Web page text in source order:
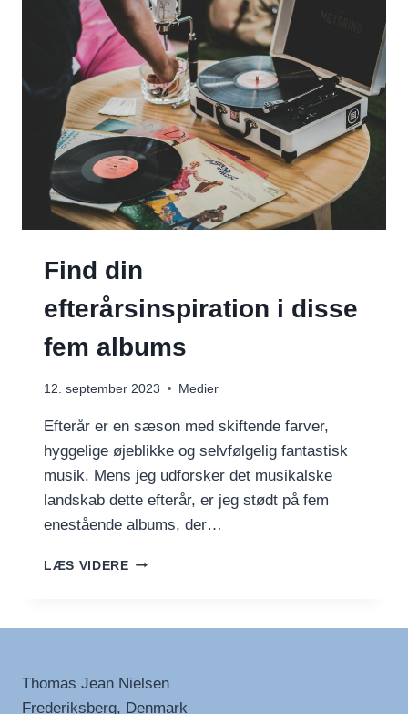
SEPTEMBER-
PLAYLISTE
Find din
efterårsinspiration i disse
fem albums
12. september 2023 Medier
Efterår er en sæson med skiftende farver,
hyggelige øjeblikke og selvfølgelig fantastisk
musik. Mens jeg udforsker det musikalske
landskab dette efterår, er jeg stødt på fem
enestående albums, der…
LÆS VIDEREFIND
ALBUMS
Thomas Jean Nielsen
Frederiksberg, Denmark